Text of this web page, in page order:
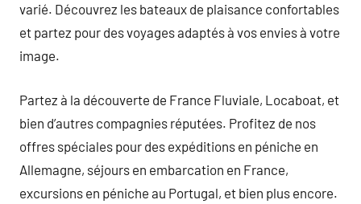
varié. Découvrez les bateaux de plaisance confortables
et partez pour des voyages adaptés à vos envies à votre
image.
Partez à la découverte de France Fluviale, Locaboat, et
bien d’autres compagnies réputées. Profitez de nos
offres spéciales pour des expéditions en péniche en
Allemagne, séjours en embarcation en France,
excursions en péniche au Portugal, et bien plus encore.